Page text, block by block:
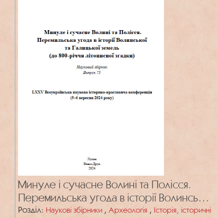
Минуле і сучасне Волині та Полісся.
Перемильська угода в історії Волинської
та Галицької земель (до 800-річчя
Розділ: Наукові збірники , Археологія , Історія, історичні